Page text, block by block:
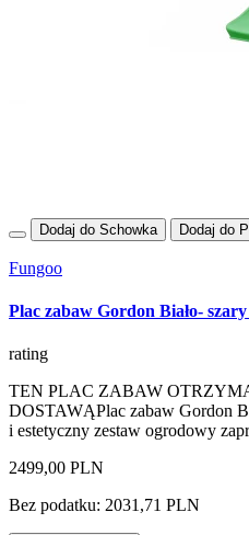
Dodaj do Schowka Dodaj do
Fungoo
Plac zabaw Gordon Biało-
rating
TEN PLAC ZABAW
DOSTAWĄPlac zabaw Gordon
i estetyczny zestaw ogrodowy
2499,00 PLN
Bez podatku: 2031,71 PLN